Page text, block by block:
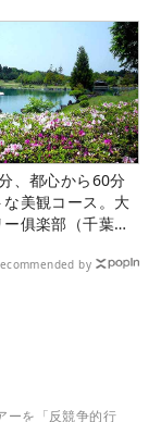
、都心から60分
美観コース。大
俱楽部（千葉
by
ーを「反競争的行